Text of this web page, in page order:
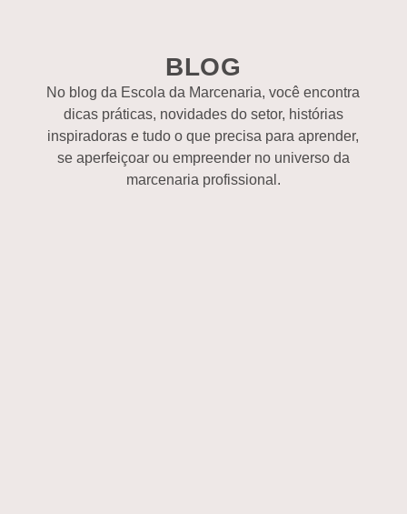
BLOG
No blog da Escola da Marcenaria, você encontra
dicas práticas, novidades do setor, histórias
inspiradoras e tudo o que precisa para aprender,
se aperfeiçoar ou empreender no universo da
marcenaria profissional.